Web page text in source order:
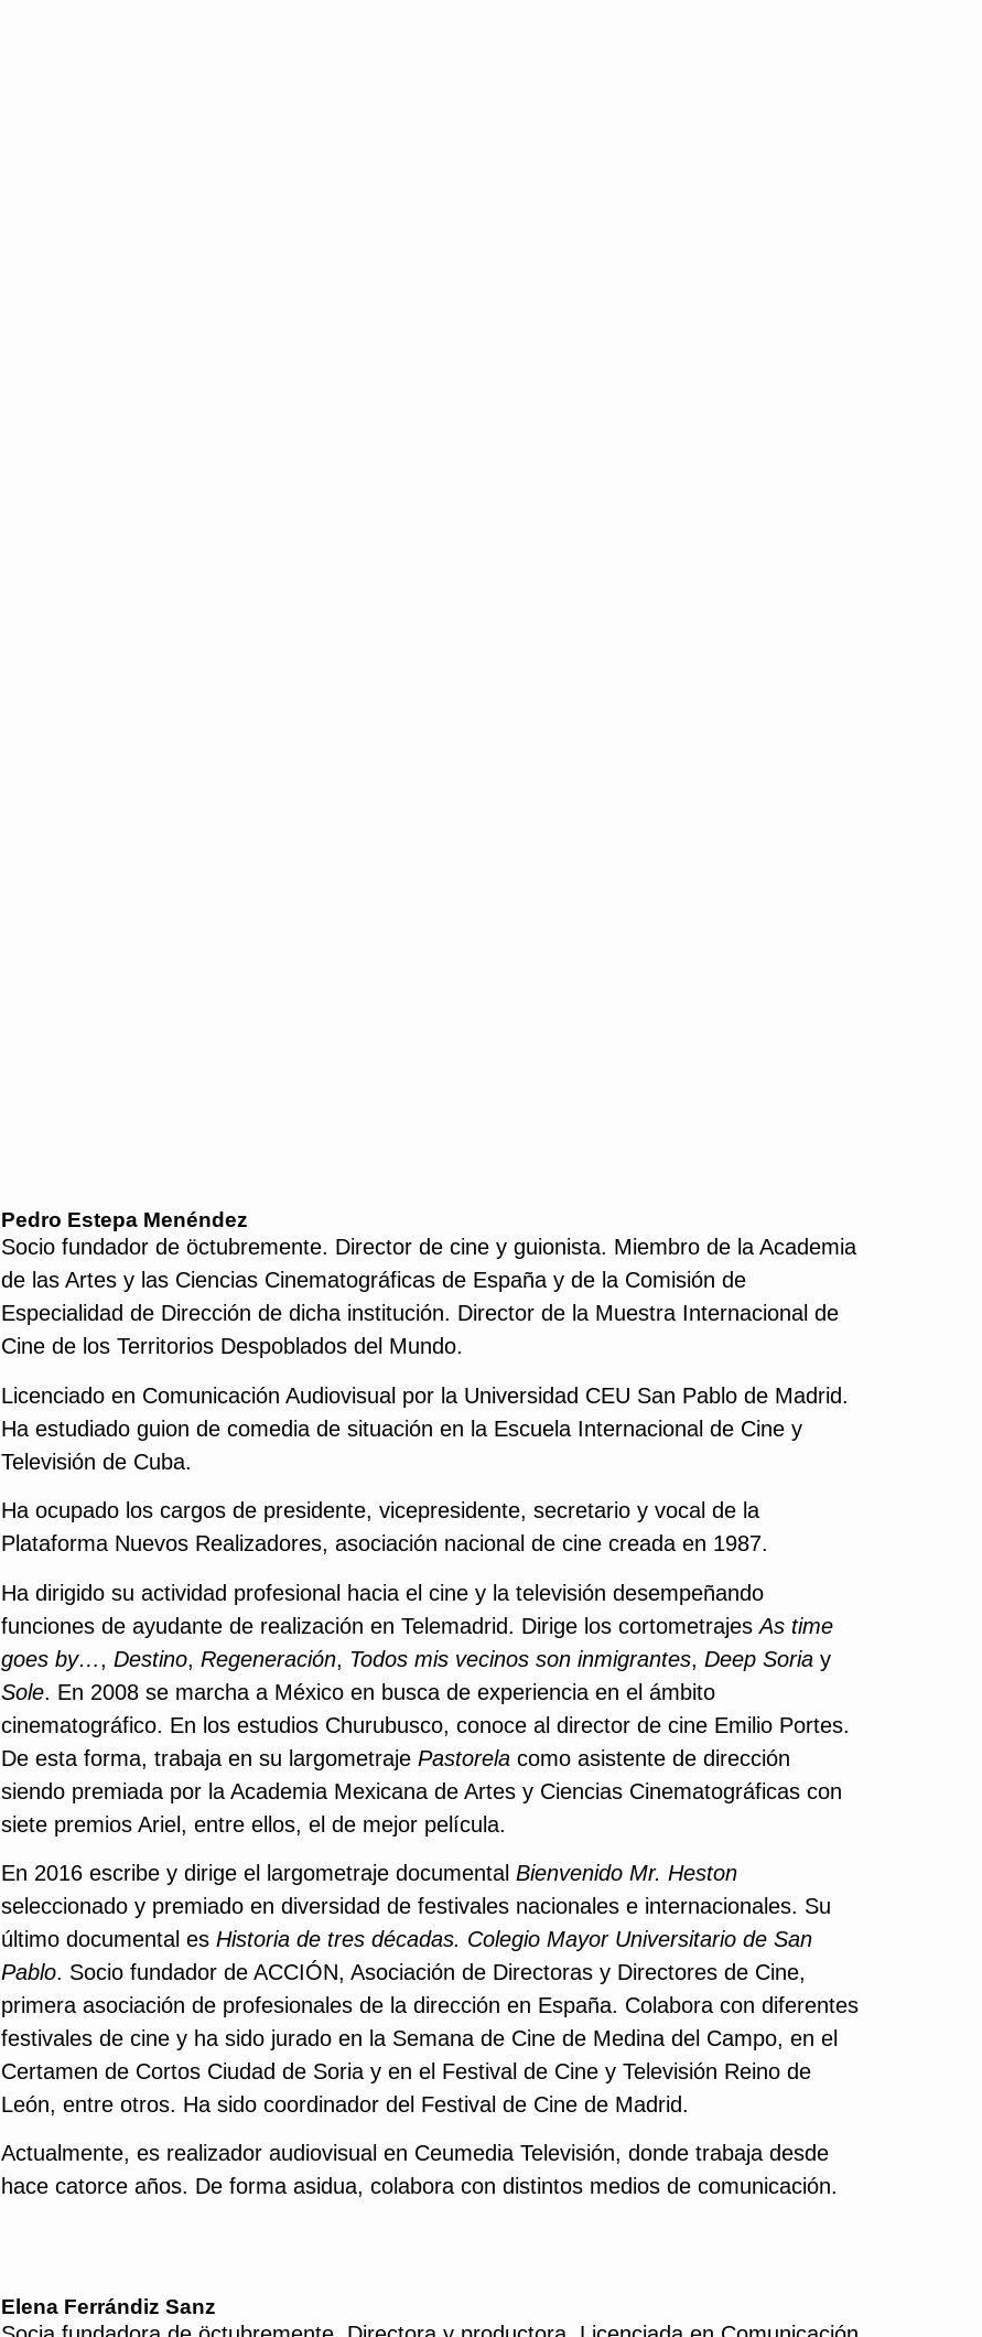
Pedro Estepa Menéndez
Socio fundador de öctubremente. Director de cine y guionista. Miembro de la Academia
de las Artes y las Ciencias Cinematográficas de España y de la Comisión de
Especialidad de Dirección de dicha institución. Director de la Muestra Internacional de
Cine de los Territorios Despoblados del Mundo.
Licenciado en Comunicación Audiovisual por la Universidad CEU San Pablo de Madrid.
Ha estudiado guion de comedia de situación en la Escuela Internacional de Cine y
Televisión de Cuba.
Ha ocupado los cargos de presidente, vicepresidente, secretario y vocal de la
Plataforma Nuevos Realizadores, asociación nacional de cine creada en 1987.
Ha dirigido su actividad profesional hacia el cine y la televisión desempeñando
funciones de ayudante de realización en Telemadrid. Dirige los cortometrajesAs time
goes by…, Destino, Regeneración, Todos mis vecinos son inmigrantes, Deep Soria y
Sole. En 2008 se marcha a México en busca de experiencia en el ámbito
cinematográfico. En los estudios Churubusco, conoce al director de cine Emilio Portes.
De esta forma, trabaja en su largometraje Pastorela como asistente de dirección
siendo premiada por la Academia Mexicana de Artes y Ciencias Cinematográficas con
siete premios Ariel, entre ellos, el de mejor película.
En 2016 escribe y dirige el largometraje documental Bienvenido Mr. Heston
seleccionado y premiado en diversidad de festivales nacionales e internacionales. Su
último documental es Historia de tres décadas. Colegio Mayor Universitario de San
Pablo. Socio fundador de ACCIÓN, Asociación de Directoras y Directores de Cine,
primera asociación de profesionales de la dirección en España. Colabora con diferentes
festivales de cine y ha sido jurado en la Semana de Cine de Medina del Campo, en el
Certamen de Cortos Ciudad de Soria y en el Festival de Cine y Televisión Reino de
León, entre otros. Ha sido coordinador del Festival de Cine de Madrid.
Actualmente, es realizador audiovisual en Ceumedia Televisión, donde trabaja desde
hace catorce años. De forma asidua, colabora con distintos medios de comunicación.
Elena Ferrándiz Sanz